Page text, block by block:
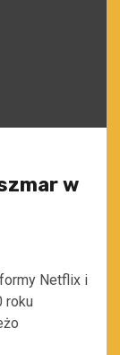
w
Netflix i
roku